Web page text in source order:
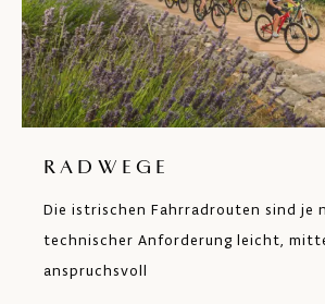
RADWEGE
Die istrischen Fahrradrouten sind je
technischer Anforderung leicht,
anspruchsvoll